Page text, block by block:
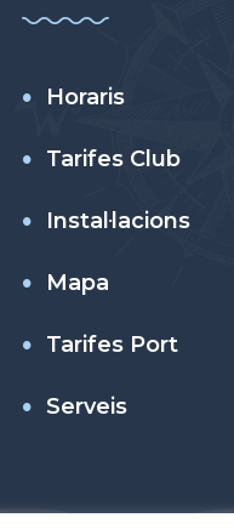
Horaris
Tarifes Club
Instal·lacions
Mapa
Tarifes Port
Serveis